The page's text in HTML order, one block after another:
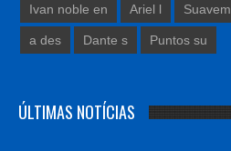
Ivan noble en Ariel l Suavem
a des Dante s Puntos su
ÚLTIMAS NOTÍCIAS